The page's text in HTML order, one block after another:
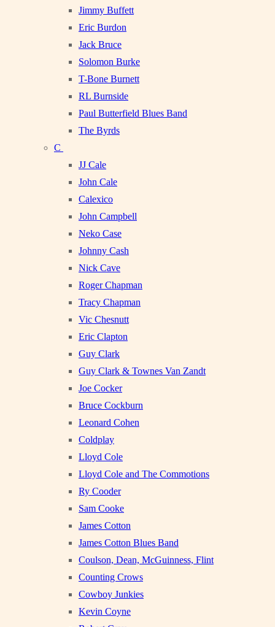
Jimmy Buffett
Eric Burdon
Jack Bruce
Solomon Burke
T-Bone Burnett
RL Burnside
Paul Butterfield Blues Band
The Byrds
C
JJ Cale
John Cale
Calexico
John Campbell
Neko Case
Johnny Cash
Nick Cave
Roger Chapman
Tracy Chapman
Vic Chesnutt
Eric Clapton
Guy Clark
Guy Clark & Townes Van Zandt
Joe Cocker
Bruce Cockburn
Leonard Cohen
Coldplay
Lloyd Cole
Lloyd Cole and The Commotions
Ry Cooder
Sam Cooke
James Cotton
James Cotton Blues Band
Coulson, Dean, McGuinness, Flint
Counting Crows
Cowboy Junkies
Kevin Coyne